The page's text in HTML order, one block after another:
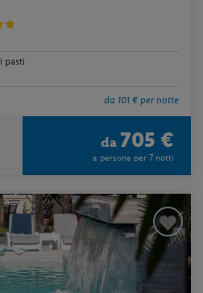
pasti
da 101 € per notte
da 705 €
a persona per 7 notti